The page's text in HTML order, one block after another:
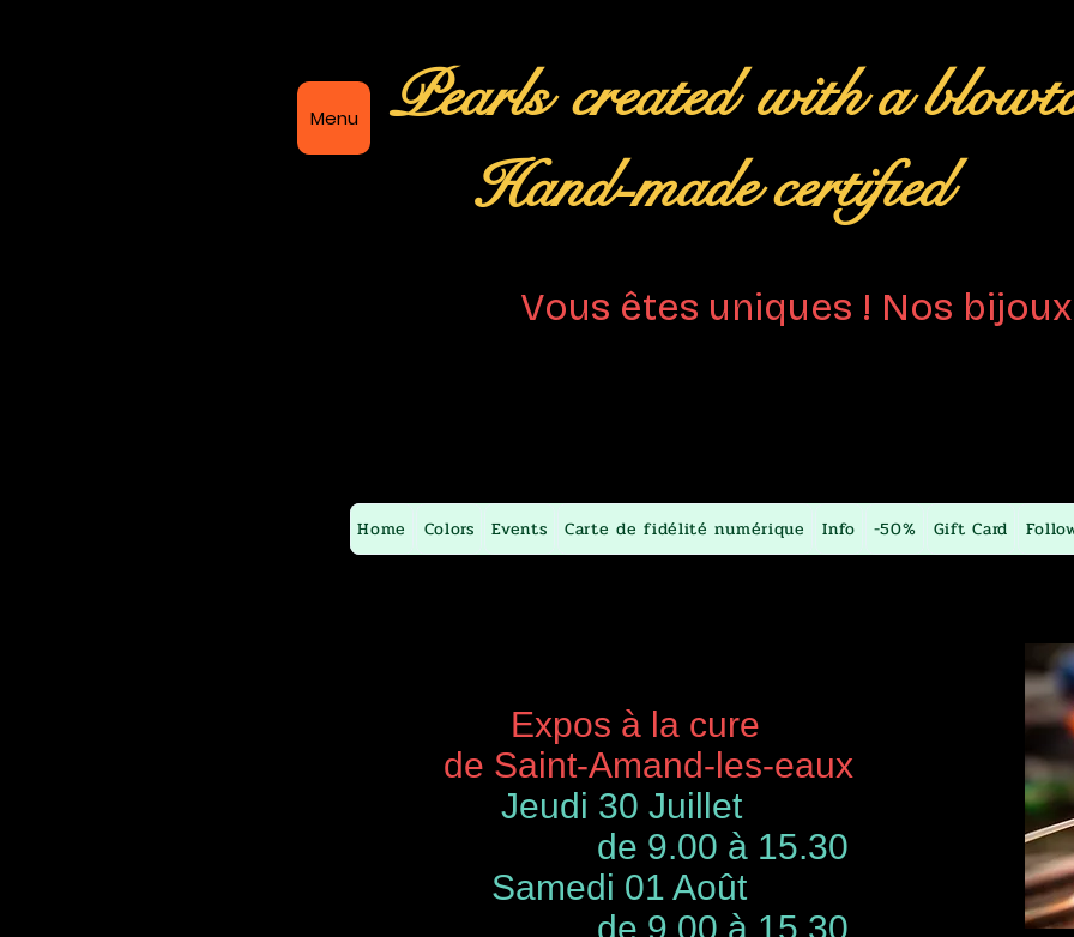
Menu Pearls created with a
Hand-made certified
Vous êtes uniques ! Nos
Home Colors Events Carte de fidélité numérique Info -50% Gift Card
Expos à la cure
de Saint-Amand-les-eaux
Jeudi 30 Juillet
de 9.00 à 15.30
Samedi 01 Août
de 9.00 à 15.30